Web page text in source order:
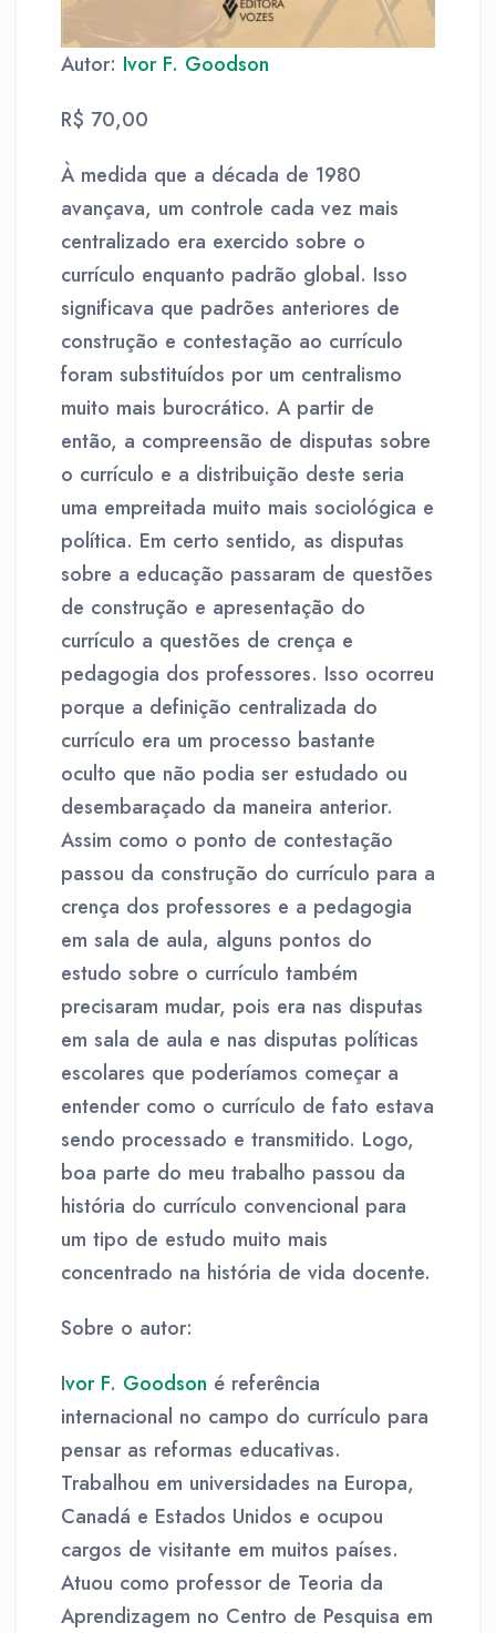
Autor: Ivor F. Goodson
R$ 70,00
À medida que a década de 1980
avançava, um controle cada vez mais
centralizado era exercido sobre o
currículo enquanto padrão global. Isso
significava que padrões anteriores de
construção e contestação ao currículo
foram substituídos por um centralismo
muito mais burocrático. A partir de
então, a compreensão de disputas sobre
o currículo e a distribuição deste seria
uma empreitada muito mais sociológica e
política. Em certo sentido, as disputas
sobre a educação passaram de questões
de construção e apresentação do
currículo a questões de crença e
pedagogia dos professores. Isso ocorreu
porque a definição centralizada do
currículo era um processo bastante
oculto que não podia ser estudado ou
desembaraçado da maneira anterior.
Assim como o ponto de contestação
passou da construção do currículo para a
crença dos professores e a pedagogia
em sala de aula, alguns pontos do
estudo sobre o currículo também
precisaram mudar, pois era nas disputas
em sala de aula e nas disputas políticas
escolares que poderíamos começar a
entender como o currículo de fato estava
sendo processado e transmitido. Logo,
boa parte do meu trabalho passou da
história do currículo convencional para
um tipo de estudo muito mais
concentrado na história de vida docente.
Sobre o autor:
Ivor F. Goodson é referência
internacional no campo do currículo para
pensar as reformas educativas.
Trabalhou em universidades na Europa,
Canadá e Estados Unidos e ocupou
cargos de visitante em muitos países.
Atuou como professor de Teoria da
Aprendizagem no Centro de Pesquisa em